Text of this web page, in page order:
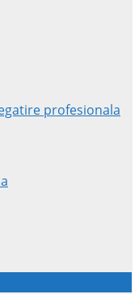
profesionala